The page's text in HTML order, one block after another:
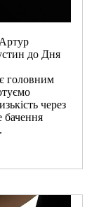
до Дня
головним
через
бачення